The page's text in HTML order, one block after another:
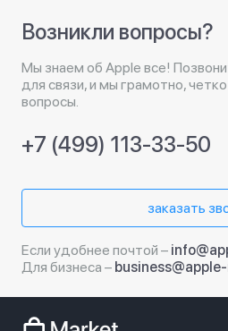
Возникли вопросы?
Мы знаем об Apple все!
для связи, и мы грамотно,
вопросы.
+7 (499) 113-33-50
заказать
Если удобнее почтой –
Для бизнеса –